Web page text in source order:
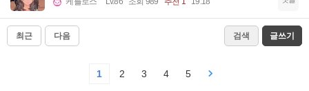
최근 다음 검색 글쓰기
1 2 3 4 5